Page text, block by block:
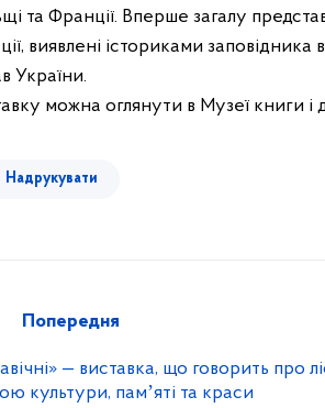
та Франції. Вперше загалу
виявлені істориками
України.
можна оглянути в Музеї книги
Надрукувати
Попередня
— виставка, що говорить про
культури, памʼяті та краси